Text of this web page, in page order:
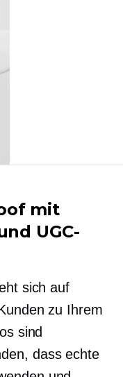
mit
UGC-
sich auf
zu Ihrem
sind
dass echte